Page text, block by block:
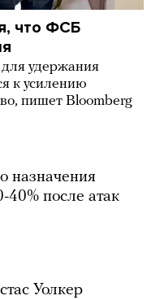
что ФСБ
для удержания
к усилению
пишет Bloomberg
назначения
после атак
Уолкер